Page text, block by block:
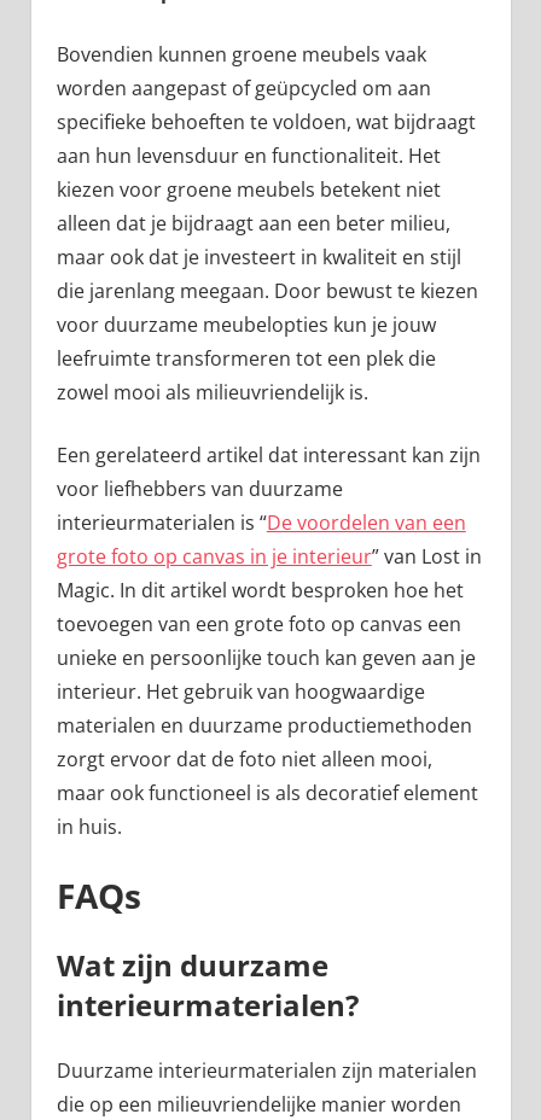
Bovendien kunnen groene meubels vaak
worden aangepast of geüpcycled om aan
specifieke behoeften te voldoen, wat bijdraagt
aan hun levensduur en functionaliteit. Het
kiezen voor groene meubels betekent niet
alleen dat je bijdraagt aan een beter milieu,
maar ook dat je investeert in kwaliteit en stijl
die jarenlang meegaan. Door bewust te kiezen
voor duurzame meubelopties kun je jouw
leefruimte transformeren tot een plek die
zowel mooi als milieuvriendelijk is.
Een gerelateerd artikel dat interessant kan zijn
voor liefhebbers van duurzame
interieurmaterialen is “De voordelen van een
grote foto op canvas in je interieur” van Lost in
Magic. In dit artikel wordt besproken hoe het
toevoegen van een grote foto op canvas een
unieke en persoonlijke touch kan geven aan je
interieur. Het gebruik van hoogwaardige
materialen en duurzame productiemethoden
zorgt ervoor dat de foto niet alleen mooi,
maar ook functioneel is als decoratief element
in huis.
FAQs
Wat zijn duurzame
interieurmaterialen?
Duurzame interieurmaterialen zijn materialen
die op een milieuvriendelijke manier worden